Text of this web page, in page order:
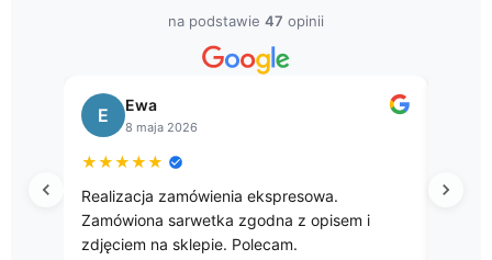
na podstawie 47 opinii
E Ewa
8 maja 2026
★★★★★
Realizacja zamówienia ekspresowa.
Zamówiona sarwetka zgodna z opisem i
zdjęciem na sklepie. Polecam.